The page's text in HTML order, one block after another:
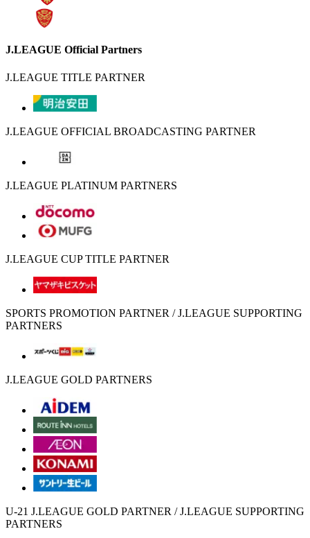
J.LEAGUE Official Partners
J.LEAGUE TITLE PARTNER
J.LEAGUE OFFICIAL BROADCASTING PARTNER
J.LEAGUE PLATINUM PARTNERS
J.LEAGUE CUP TITLE PARTNER
SPORTS PROMOTION PARTNER / J.LEAGUE SUPPORTING
PARTNERS
J.LEAGUE GOLD PARTNERS
U-21 J.LEAGUE GOLD PARTNER / J.LEAGUE SUPPORTING
PARTNERS